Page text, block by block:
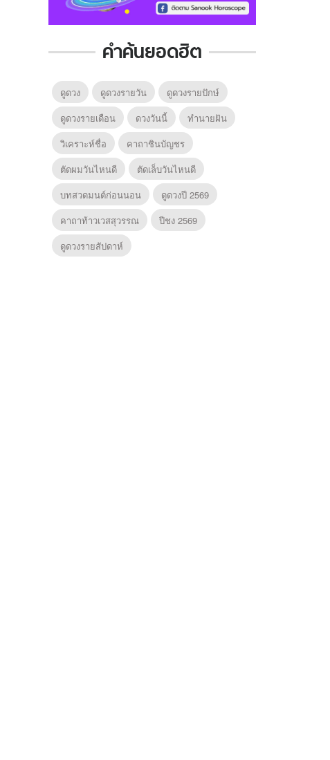
คำค้นยอดฮิต
ดูดวง ดูดวงรายวัน
ดูดวงรายปักษ์
ดูดวงรายเดือน
ดวงวันนี้
ทํานายฝัน
วิเคราะห์ชื่อ
คาถาชินบัญชร
ตัดผมวันไหนดี
ตัดเล็บวันไหนดี
บทสวดมนต์ก่อนนอน
ดูดวงปี 2569
คาถาท้าวเวสสุวรรณ
ปีชง 2569
ดูดวงรายสัปดาห์